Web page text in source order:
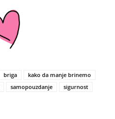
briga
kako da manje brinemo
samopouzdanje
sigurnost